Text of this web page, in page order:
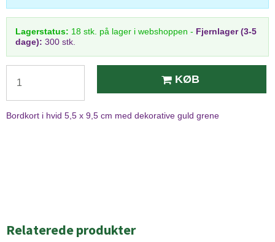
Lagerstatus: 18 stk. på lager i webshoppen - Fjernlager (3-5
dage): 300 stk.
KØB
Bordkort i hvid 5,5 x 9,5 cm med dekorative guld grene
Relaterede produkter